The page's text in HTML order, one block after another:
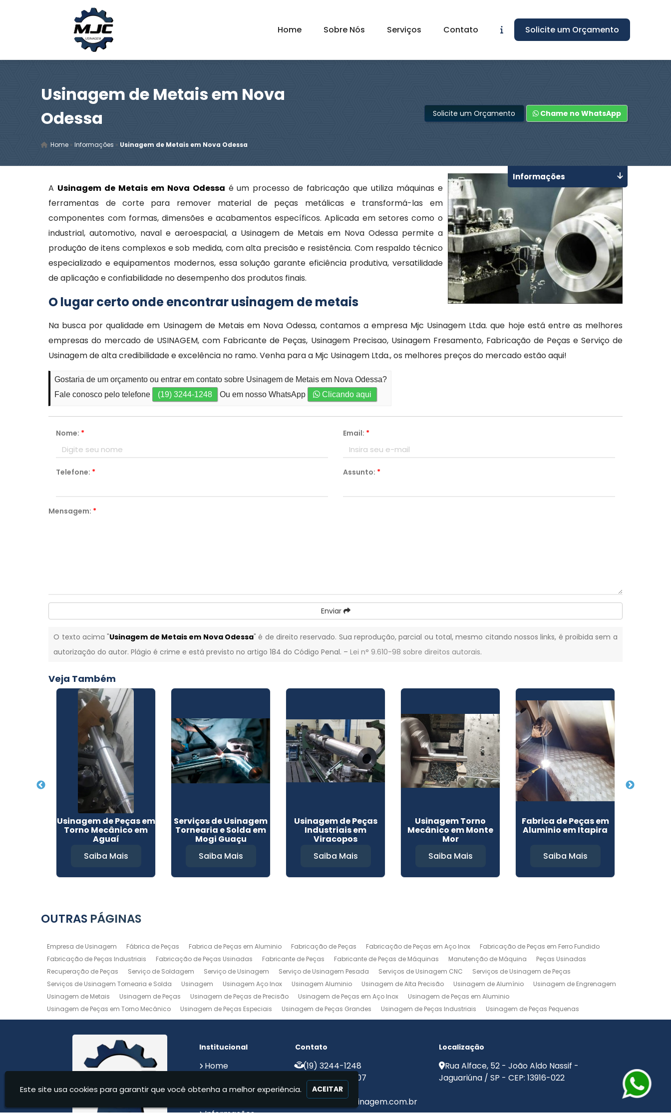
Home Sobre Nós Serviços Contato Solicite um Orçamento
Usinagem de Metais em Nova
Odessa
Home »Informações » Usinagem de Metais em Nova Odessa
Solicite um Orçamento Chame no WhatsApp
A Usinagem de Metais em Nova Odessa é um processo de fabricação que utiliza máquinas e
ferramentas de corte para remover material de peças metálicas e transformá-las em
componentes com formas, dimensões e acabamentos específicos. Aplicada em setores como o
industrial, automotivo, naval e aeroespacial, a Usinagem de Metais em Nova Odessa permite a
produção de itens complexos e sob medida, com alta precisão e resistência. Com respaldo técnico
especializado e equipamentos modernos, essa solução garante eficiência produtiva, versatilidade
de aplicação e confiabilidade no desempenho dos produtos finais.
O lugar certo onde encontrar usinagem de metais
Na busca por qualidade em Usinagem de Metais em Nova Odessa, contamos a empresa Mjc Usinagem Ltda. que hoje está entre as melhores
empresas do mercado de USINAGEM, com Fabricante de Peças, Usinagem Precisao, Usinagem Fresamento, Fabricação de Peças e Serviço de
Usinagem de alta credibilidade e excelência no ramo. Venha para a Mjc Usinagem Ltda., os melhores preços do mercado estão aqui!
Gostaria de um orçamento ou entrar em contato sobre Usinagem de Metais em Nova Odessa?
Fale conosco pelo telefone
(19) 3244-1248 Ou em nosso WhatsApp Clicando aqui
Nome: * Email: *
Telefone: * Assunto: *
Mensagem: *
Enviar
O texto acima "Usinagem de Metais em Nova Odessa" é de direito reservado. Sua reprodução, parcial ou total, mesmo citando nossos links, é proibida sem a
autorização do autor. Plágio é crime e está previsto no artigo 184 do Código Penal. –Lei n° 9.610-98 sobre direitos autorais.
Informações
Veja Também
Usinagem de Peças em
Torno Mecânico em
Aguaí
Saiba Mais
Serviços de Usinagem
Tornearia e Solda em
Mogi Guaçu
Saiba Mais
Usinagem de Peças
Industriais em
Viracopos
Saiba Mais
Usinagem Torno
Mecânico em Monte
Mor
Saiba Mais
Fabrica de Peças em
Aluminio em Itapira
Saiba Mais
OUTRAS PÁGINAS
Empresa de Usinagem Fábrica de Peças Fabrica de Peças em Aluminio Fabricação de Peças Fabricação de Peças em Aço Inox
Fabricação de Peças em Ferro Fundido
Fabricação de Peças Industriais
Fabricação de Peças Usinadas Fabricante de Peças Fabricante de Peças de Máquinas Manutenção de Máquina
Peças Usinadas
Recuperação de Peças
Serviço de Soldagem Serviço de Usinagem Serviço de Usinagem Pesada Serviços de Usinagem CNC
Serviços de Usinagem de Peças
Serviços de Usinagem Tornearia e Solda
Usinagem Usinagem Aço Inox Usinagem Aluminio Usinagem de Alta Precisão Usinagem de Alumínio
Usinagem de Engrenagem
Usinagem de Metais
Usinagem de Peças Usinagem de Peças de Precisão Usinagem de Peças em Aço Inox
Usinagem de Peças em Aluminio
Usinagem de Peças em Torno Mecânico
Usinagem de Peças Especiais Usinagem de Peças Grandes Usinagem de Peças Industriais
Usinagem de Peças Pequenas
Usinagem de Precisão
Usinagem em Aluminio Usinagem Ferramentaria Usinagem Fresa Usinagem Fresamento Usinagem Industrial
Usinagem Leve
Usinagem Maquinas
Usinagem Mecanica
Institucional
Home
Serviços
Informações
Contato
(19) 3244-1248
(19) 99775-8907
contato@mjcusinagem.com.br
Localização
Rua Alface, 52 - João Aldo Nassif -
Jaguariúna / SP - CEP: 13916-022
Este site usa cookies para garantir que você obtenha a melhor experiência. ACEITAR